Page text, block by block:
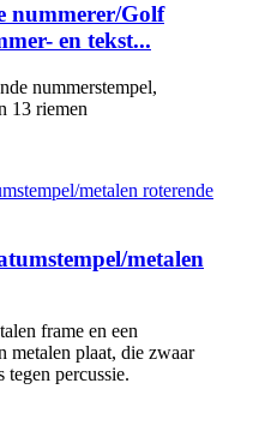
nummerer/Golf
en tekst...
nummerstempel,
13 riemen
metalen
frame en een
metalen plaat, die zwaar
tegen percussie.